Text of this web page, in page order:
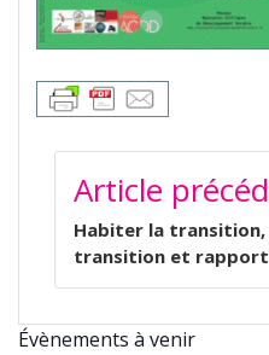
NAVIGATION
DE
L’ARTICLE
Article
Habiter la transition,
transition et
Évènements à venir